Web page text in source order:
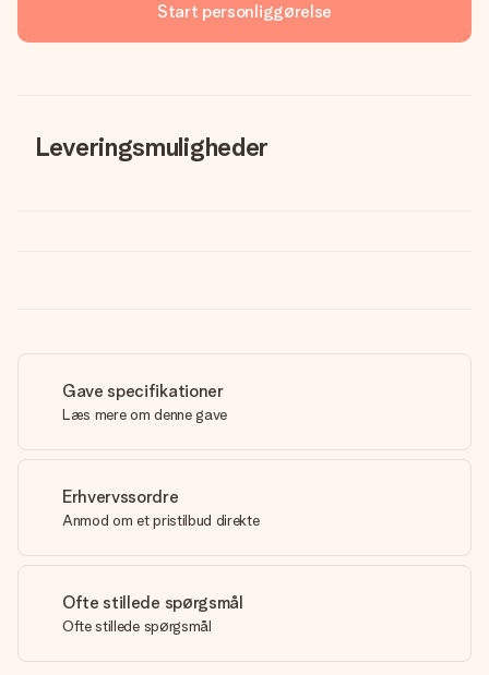
Start personliggørelse
Leveringsmuligheder
Gave specifikationer
Læs mere om denne gave
Erhvervssordre
Anmod om et pristilbud direkte
Ofte stillede spørgsmål
Ofte stillede spørgsmål